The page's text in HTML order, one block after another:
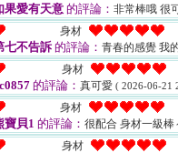
果愛有天意 的評論： 非常棒哦 很
身材
七不告訴 的評論： 青春的感覺 我
身材
的評論： 真可愛 ( 2026-06-21
身材
寶貝1 的評論： 很配合 身材一級
身材